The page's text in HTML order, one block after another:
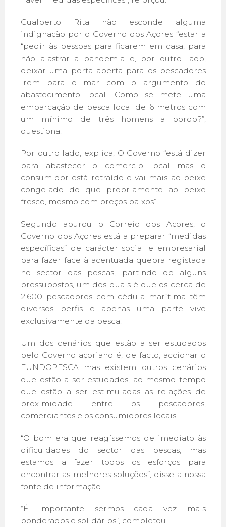
Gualberto Rita não esconde alguma
indignação por o Governo dos Açores “estar a
“pedir às pessoas para ficarem em casa, para
não alastrar a pandemia e, por outro lado,
deixar uma porta aberta para os pescadores
irem para o mar com o argumento do
abastecimento local. Como se mete uma
embarcação de pesca local de 6 metros com
um mínimo de três homens a bordo?”,
questiona.
Por outro lado, explica, O Governo “está dizer
para abastecer o comercio local mas o
consumidor está retraído e vai mais ao peixe
congelado do que propriamente ao peixe
fresco, mesmo com preços baixos”.
Segundo apurou o Correio dos Açores, o
Governo dos Açores está a preparar “medidas
específicas” de carácter social e empresarial
para fazer face à acentuada quebra registada
no sector das pescas, partindo de alguns
pressupostos, um dos quais é que os cerca de
2.600 pescadores com cédula marítima têm
diversos perfis e apenas uma parte vive
exclusivamente da pesca.
Um dos cenários que estão a ser estudados
pelo Governo açoriano é, de facto, accionar o
FUNDOPESCA mas existem outros cenários
que estão a ser estudados, ao mesmo tempo
que estão a ser estimuladas as relações de
proximidade entre os pescadores,
comerciantes e os consumidores locais.
“O bom era que reagíssemos de imediato às
dificuldades do sector das pescas, mas
estamos a fazer todos os esforços para
encontrar as melhores soluções”, disse a nossa
fonte de informação.
“É importante sermos cada vez mais
ponderados e solidários”, completou.